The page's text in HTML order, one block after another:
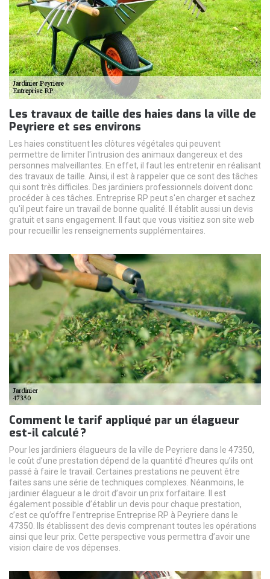
Les travaux de taille des haies dans la ville de
Peyriere et ses environs
Les haies constituent les clôtures végétales qui peuvent
permettre de limiter l'intrusion des animaux dangereux et des
personnes malveillantes. En effet, il faut les entretenir en réalisant
des travaux de taille. Ainsi, il est à rappeler que ce sont des tâches
qui sont très difficiles. Des jardiniers professionnels doivent donc
procéder à ces tâches. Entreprise RP peut s'en charger et sachez
qu'il peut faire un travail de bonne qualité. Il établit aussi un devis
gratuit et sans engagement. Il faut que vous visitiez son site web
pour recueillir les renseignements supplémentaires.
Comment le tarif appliqué par un élagueur
est-il calculé ?
Pour les jardiniers élagueurs de la ville de Peyriere dans le 47350,
le coût d’une prestation dépend de la quantité d’heures qu’ils ont
passé à faire le travail. Certaines prestations ne peuvent être
faites sans une série de techniques complexes. Néanmoins, le
jardinier élagueur a le droit d’avoir un prix forfaitaire. Il est
également possible d’établir un devis pour chaque prestation,
c’est ce qu’offre l’entreprise Entreprise RP à Peyriere dans le
47350. Ils établissent des devis comprenant toutes les opérations
ainsi que leur prix. Cette perspective vous permettra d’avoir une
vision claire de vos dépenses.